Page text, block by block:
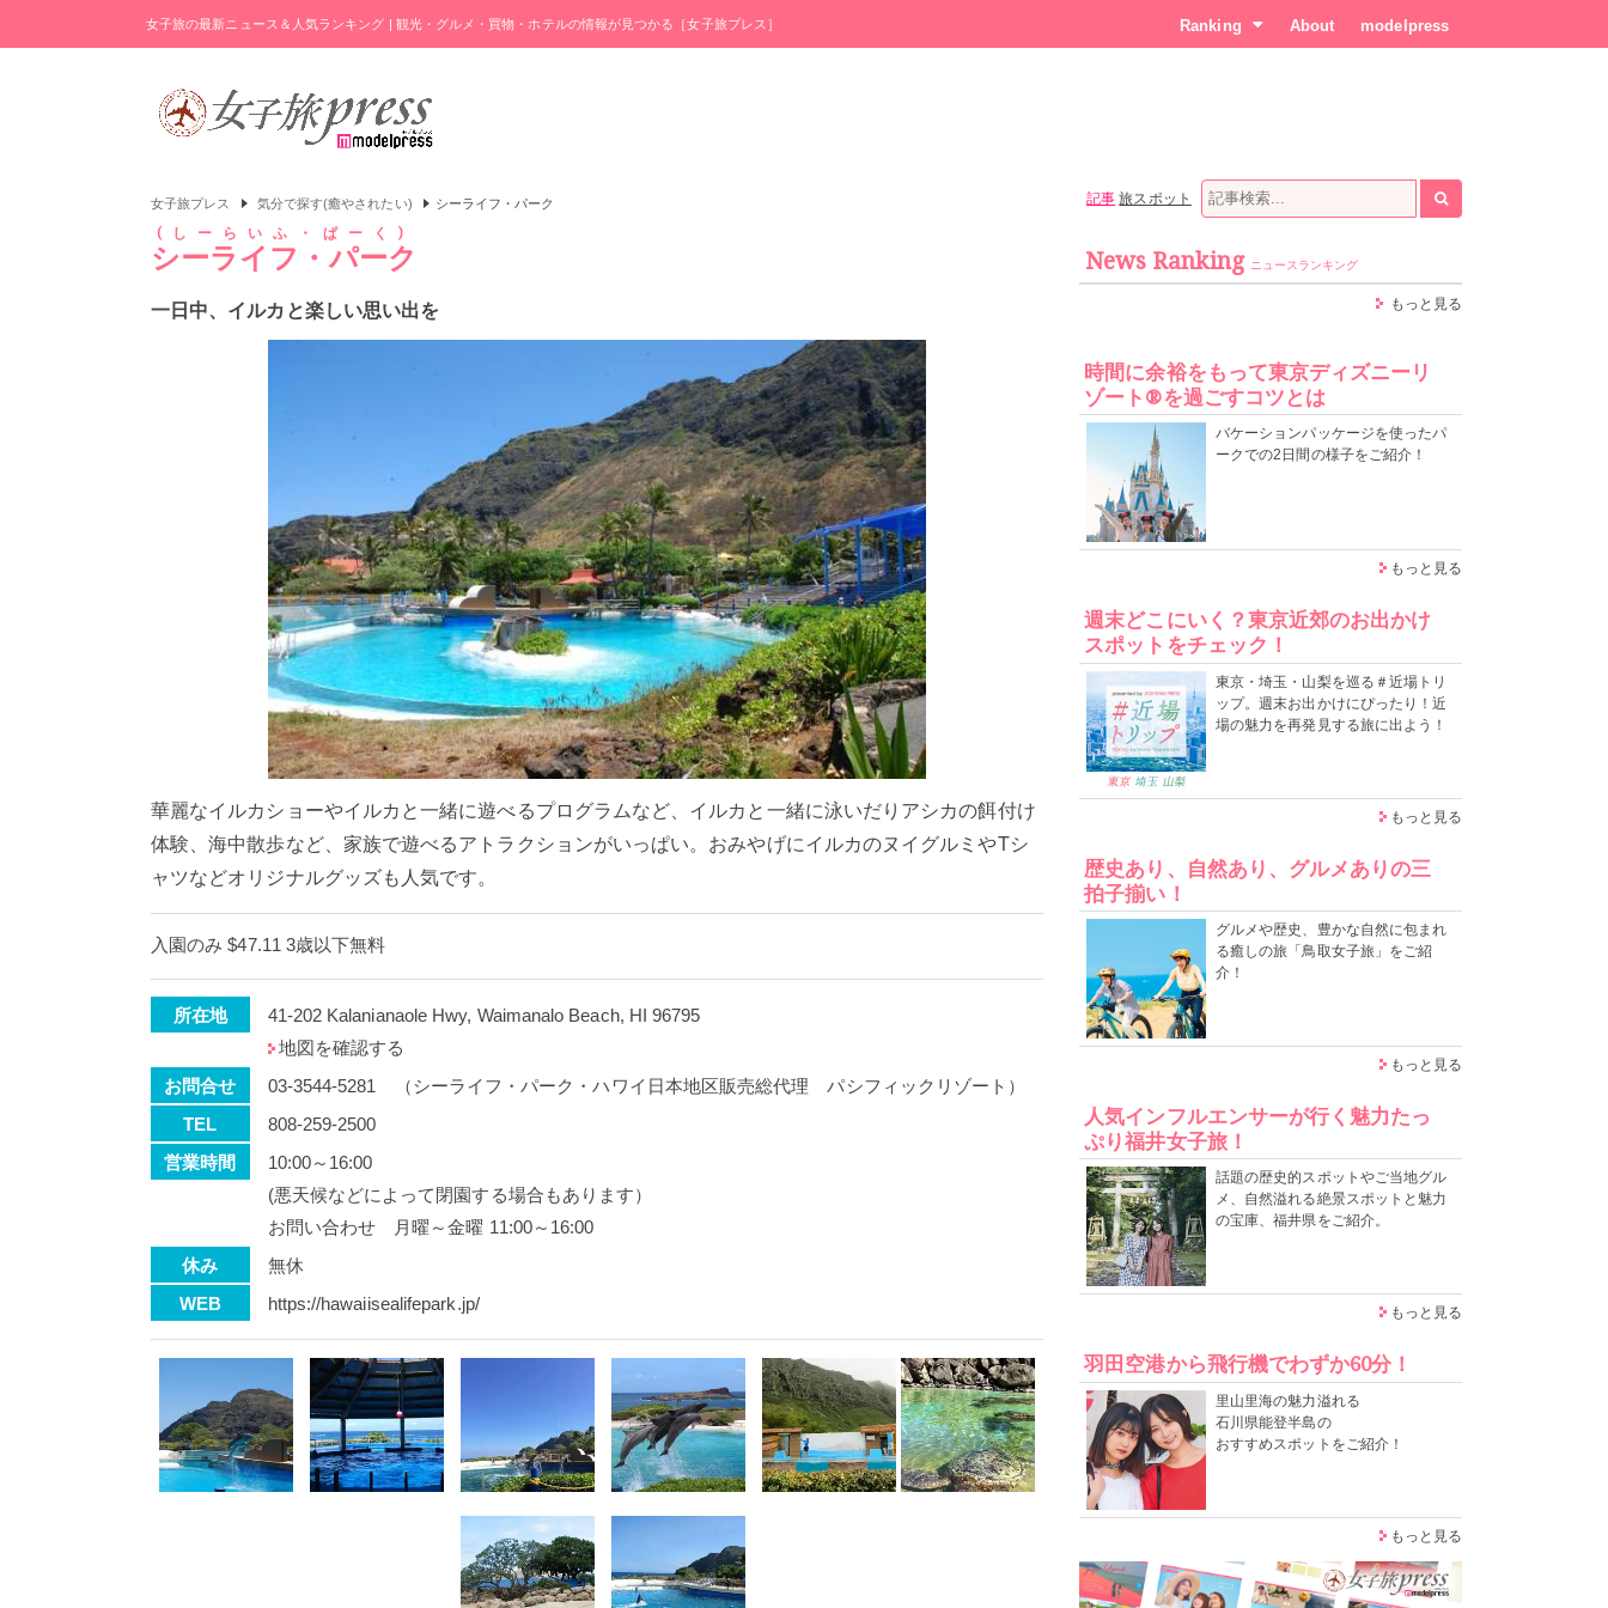
女子旅の最新ニュース＆人気ランキング | 観光・グルメ・買物・ホテルの情報が見つかる［女子旅プレス］ Ranking About modelpress
女子旅プレス 気分で探す(癒やされたい) シーライフ・パーク
シーライフ・パーク
しーらいふ・ぱーく
一日中、イルカと楽しい思い出を
華麗なイルカショーやイルカと一緒に遊べるプログラムなど、イルカと一緒に泳いだりアシカの餌付け
体験、海中散歩など、家族で遊べるアトラクションがいっぱい。おみやげにイルカのヌイグルミやTシ
ャツなどオリジナルグッズも人気です。
入園のみ $47.11 3歳以下無料
所在地
41-202 Kalanianaole Hwy, Waimanalo Beach, HI 96795
地図を確認する
お問合せ
03-3544-5281 （シーライフ・パーク・ハワイ日本地区販売総代理 パシフィックリゾート）
TEL
808-259-2500
営業時間
10:00～16:00
(悪天候などによって閉園する場合もあります）
お問い合わせ 月曜～金曜 11:00～16:00
休み
無休
WEB
https://hawaiisealifepark.jp/
記事 旅スポット
News Ranking ニュースランキング
もっと見る
時間に余裕をもって東京ディズニーリ
ゾート®を過ごすコツとは
バケーションパッケージを使ったパ
ークでの2日間の様子をご紹介！
もっと見る
週末どこにいく？東京近郊のお出かけ
スポットをチェック！
東京・埼玉・山梨を巡る＃近場トリ
ップ。週末お出かけにぴったり！近
場の魅力を再発見する旅に出よう！
もっと見る
歴史あり、自然あり、グルメありの三
拍子揃い！
グルメや歴史、豊かな自然に包まれ
る癒しの旅「鳥取女子旅」をご紹
介！
もっと見る
人気インフルエンサーが行く魅力たっ
ぷり福井女子旅！
話題の歴史的スポットやご当地グル
メ、自然溢れる絶景スポットと魅力
の宝庫、福井県をご紹介。
もっと見る
羽田空港から飛行機でわずか60分！
里山里海の魅力溢れる
石川県能登半島の
おすすめスポットをご紹介！
もっと見る